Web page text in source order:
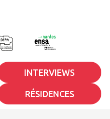
INTERVIEWS
RÉSIDENCES